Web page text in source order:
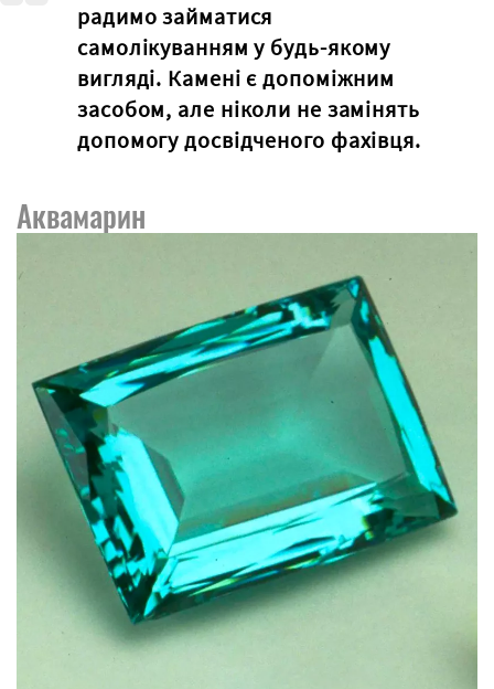
радимо займатися
самолікуванням у будь-якому
вигляді. Камені є допоміжним
засобом, але ніколи не замінять
допомогу досвідченого фахівця.
Аквамарин